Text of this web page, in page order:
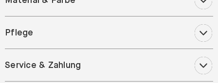
Pflege
Service & Zahlung